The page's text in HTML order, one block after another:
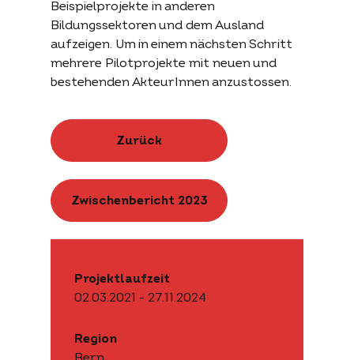
Beispielprojekte in anderen
Bildungssektoren und dem Ausland
aufzeigen. Um in einem nächsten Schritt
mehrere Pilotprojekte mit neuen und
bestehenden AkteurInnen anzustossen.
Zurück
Zwischenbericht 2023
Projektlaufzeit
02.03.2021 - 27.11.2024
Region